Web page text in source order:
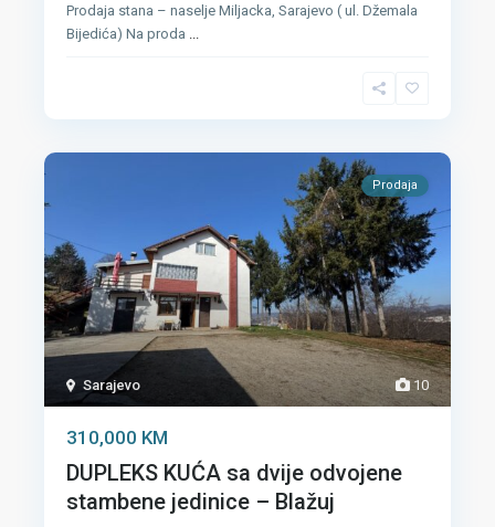
Prodaja stana – naselje Miljacka, Sarajevo ( ul. Džemala
Bijedića) Na proda
10
Sarajevo
Prodaja
310,000 KM
DUPLEKS KUĆA sa dvije odvojene
stambene jedinice – Blažuj